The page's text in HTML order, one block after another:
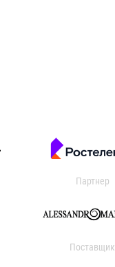
Партнер
Поставщик